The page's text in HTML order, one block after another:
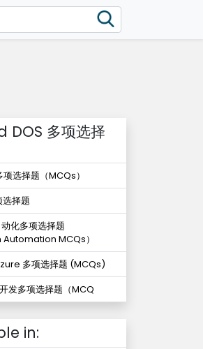
DOS 多项选择
选择题（MCQs）
择题
化多项选择题
Automation MCQs）
多项选择题 (MCQs)
发多项选择题（MCQ
in: